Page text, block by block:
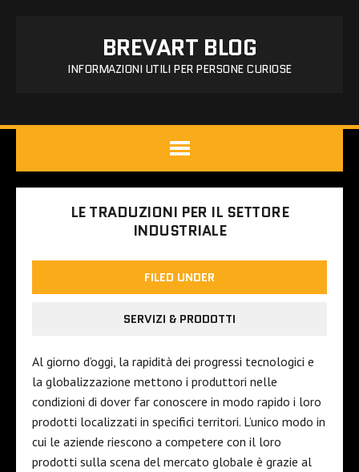
BREVART BLOG
INFORMAZIONI UTILI PER PERSONE CURIOSE
LE TRADUZIONI PER IL SETTORE
INDUSTRIALE
FILED UNDER
SERVIZI & PRODOTTI
Al giorno d’oggi, la rapidità dei progressi tecnologici e
la globalizzazione mettono i produttori nelle
condizioni di dover far conoscere in modo rapido i loro
prodotti localizzati in specifici territori. L’unico modo in
cui le aziende riescono a competere con il loro
prodotti sulla scena del mercato globale è grazie al